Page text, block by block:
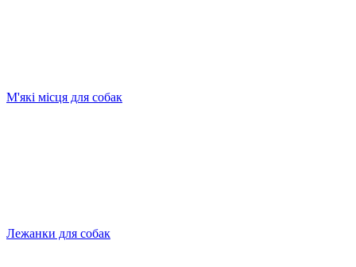
М'які місця для собак
Лежанки для собак